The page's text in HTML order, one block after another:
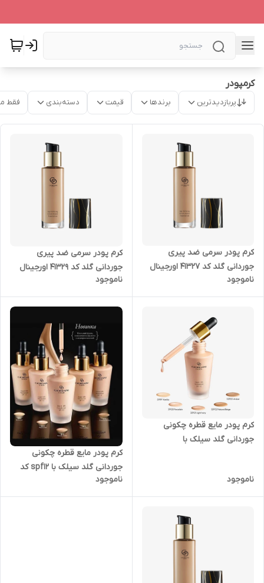
کرمپودر
پربازدیدترین برندها قیمت دسته‌بندی فقط
کرم پودر سرمی ضد پیری
جوردانی گلد کد 41327 اورجینال
ناموجود
کرم پودر سرمی ضد پیری
جوردانی گلد کد 41329 اورجینال
ناموجود
کرم پودر مایع قطره چکونی
جوردانی گلد سیلک با
ناموجود
کرم پودر مایع قطره چکونی
جوردانی گلد سیلک با spf12 کد
32921
ناموجود